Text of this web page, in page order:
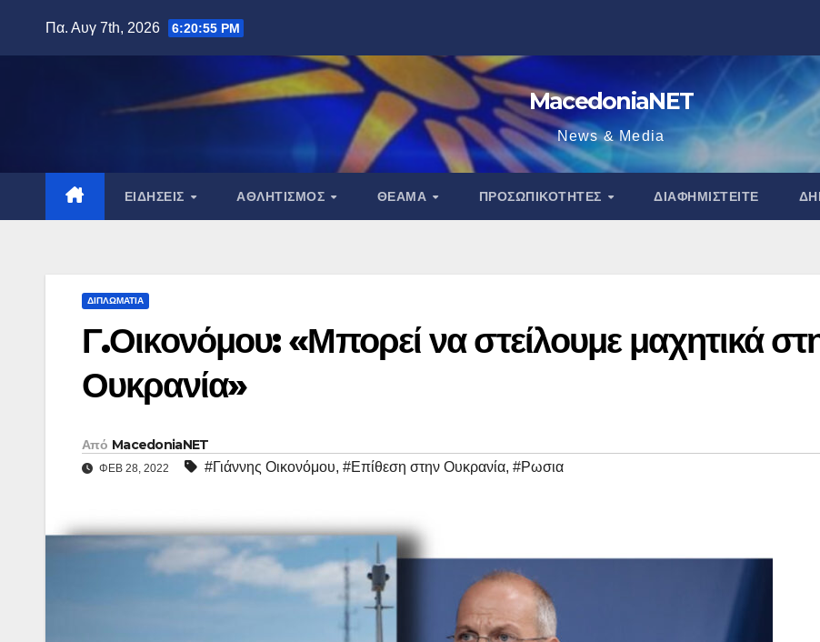
Πα. Αυγ 7th, 2026 6:20:56 PM
MacedoniaNET
News & Media
ΕΙΔΉΣΕΙΣ ΑΘΛΗΤΙΣΜΌΣ ΘΈΑΜΑ ΠΡΟΣΩΠΙΚΌΤΗΤΕΣ ΔΙΑΦΗΜΙΣΤΕΊΤΕ
ΔΙΠΛΩΜΑΤΊΑ
Γ.Οικονόμου: «Μπορεί να στείλουμε μαχητικά
Ουκρανία»
Από MacedoniaNET
ΦΕΒ 28, 2022 #Γιάννης Οικονόμου, #Επίθεση στην Ουκρανία, #Ρωσια